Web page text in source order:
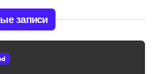
записи